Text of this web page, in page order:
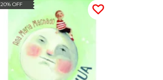
20% OFF